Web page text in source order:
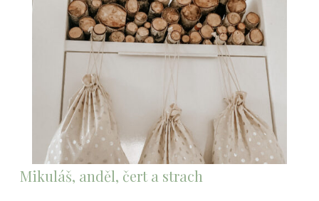
Mikuláš, anděl, čert a strach